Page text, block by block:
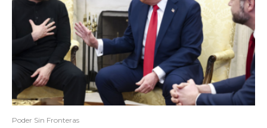
Poder Sin Fronteras